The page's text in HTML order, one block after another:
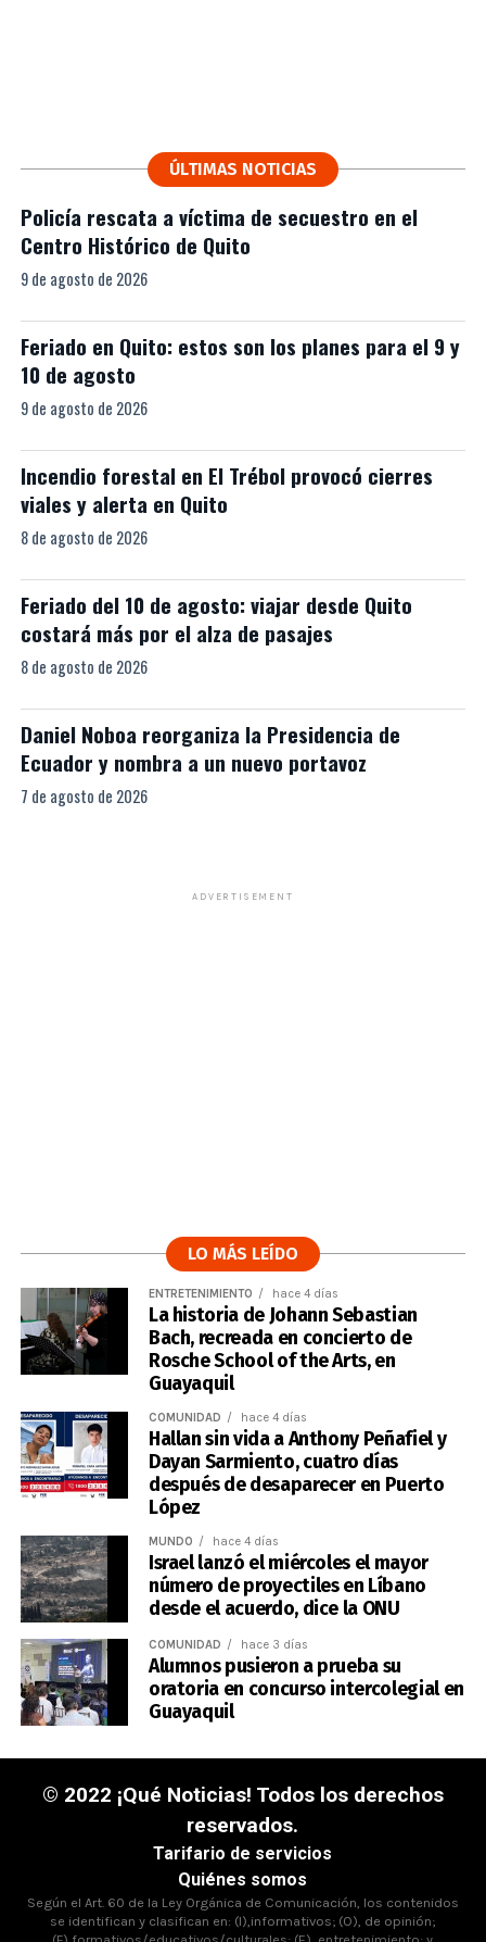
ÚLTIMAS NOTICIAS
Policía rescata a víctima de secuestro en el
Centro Histórico de Quito
9 de agosto de 2026
Feriado en Quito: estos son los planes para el 9 y
10 de agosto
9 de agosto de 2026
Incendio forestal en El Trébol provocó cierres
viales y alerta en Quito
8 de agosto de 2026
Feriado del 10 de agosto: viajar desde Quito
costará más por el alza de pasajes
8 de agosto de 2026
Daniel Noboa reorganiza la Presidencia de
Ecuador y nombra a un nuevo portavoz
7 de agosto de 2026
ADVERTISEMENT
LO MÁS LEÍDO
ENTRETENIMIENTO hace 4 días
La historia de Johann Sebastian
Bach, recreada en concierto de
Rosche School of the Arts, en
Guayaquil
COMUNIDAD hace 4 días
Hallan sin vida a Anthony Peñafiel y
Dayan Sarmiento, cuatro días
después de desaparecer en Puerto
López
MUNDO hace 4 días
Israel lanzó el miércoles el mayor
número de proyectiles en Líbano
desde el acuerdo, dice la ONU
COMUNIDAD hace 3 días
Alumnos pusieron a prueba su
oratoria en concurso intercolegial en
Guayaquil
© 2022 ¡Qué Noticias! Todos los derechos
reservados.
Tarifario de servicios
Quiénes somos
Según el Art. 60 de la Ley Orgánica de Comunicación, los contenidos
se identifican y clasifican en: (I),informativos; (O), de opinión;